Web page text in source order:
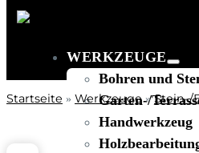
WERKZEUGE
Bohren und
Garten-/
Handwerkzeug
Startseite » Werkzeuge»Stein-/